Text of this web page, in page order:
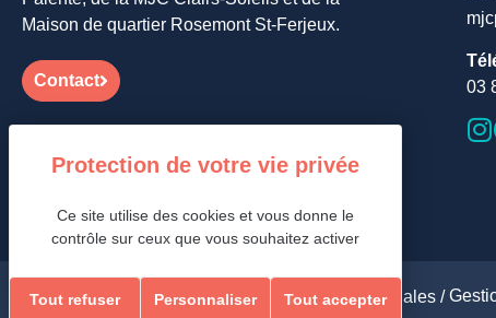
Maison de quartier Rosemont St-Ferjeux.
Contact
03
Aides et accessibilité /Plan de site /Mentions légales /
Ce site utilise des cookies et vous donne le
contrôle sur ceux que vous souhaitez activer
Tout accepter
Tout refuser Personnaliser